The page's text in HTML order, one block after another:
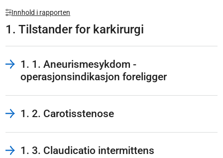
Innhold i rapporten
1. Tilstander for karkirurgi
1. 1. Aneurismesykdom -
operasjonsindikasjon foreligger
1. 2. Carotisstenose
1. 3. Claudicatio intermittens